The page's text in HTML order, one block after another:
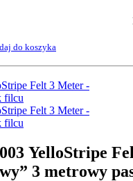
(cienki) 3
do koszyka
YelloStripe
3 metrowy